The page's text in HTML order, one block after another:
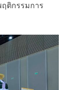
ติกรรมการ